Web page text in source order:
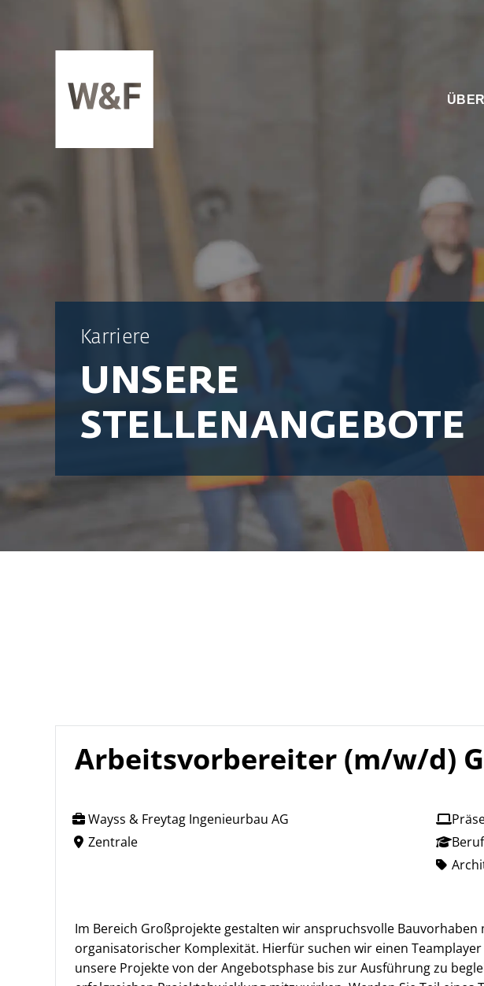
Karriere
UNSERE
STELLENANGEBOTE
Arbeitsvorbereiter (m/w/d)
Wayss & Freytag Ingenieurbau AG
Zentrale
Im Bereich Großprojekte gestalten wir anspruchsvolle
organisatorischer Komplexität. Hierfür suchen wir einen
unsere Projekte von der Angebotsphase bis zur Ausführung zu